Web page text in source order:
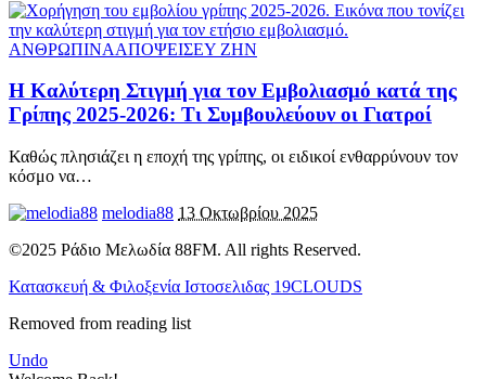
ΑΝΘΡΩΠΙΝΑΑΠΟΨΕΙΣΕΥ ΖΗΝ
Η Καλύτερη Στιγμή για τον Εμβολιασμό κατά της
Γρίπης 2025-2026: Τι Συμβουλεύουν οι Γιατροί
Καθώς πλησιάζει η εποχή της γρίπης, οι ειδικοί ενθαρρύνουν τον
κόσμο να…
melodia88 13 Οκτωβρίου 2025
©2025 Ράδιο Μελωδία 88FM. All rights Reserved.
Κατασκευή & Φιλοξενία Ιστοσελιδας 19CLOUDS
Removed from reading list
Undo